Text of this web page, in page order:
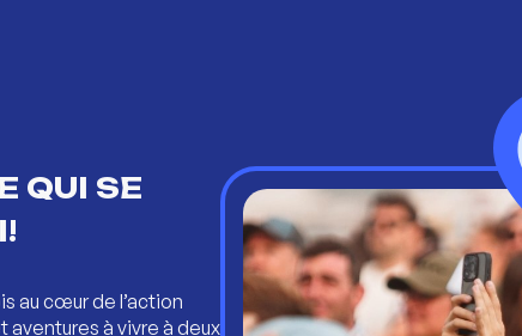
QUI SE
au cœur de l’action
à vivre à deux